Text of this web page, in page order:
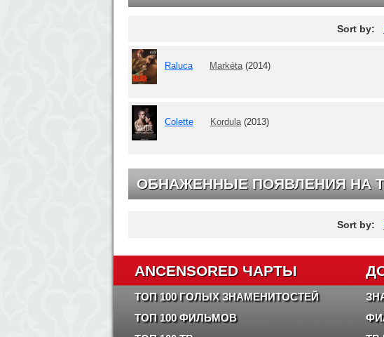
Sort by:
Raluca Markéta(2014)
Colette Kordula(2013)
ОБНАЖЕННЫЕ ПОЯВЛЕНИЯ НА
Sort by:
ANCENSORED ЧАРТЫ
ТОП 100 ГОЛЫХ ЗНАМЕНИТОСТЕЙ
ТОП 100 ФИЛЬМОВ